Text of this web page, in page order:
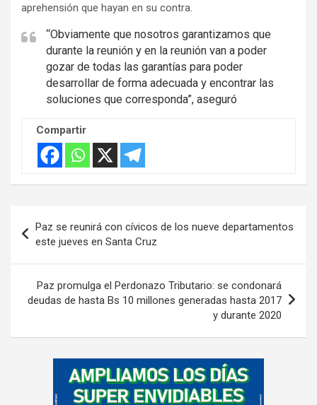
aprehensión que hayan en su contra.
“Obviamente que nosotros garantizamos que
durante la reunión y en la reunión van a poder
gozar de todas las garantías para poder
desarrollar de forma adecuada y encontrar las
soluciones que corresponda”, aseguró
Compartir
de
entradas
Paz se reunirá con cívicos de los nueve departamentos
este jueves en Santa Cruz
Paz promulga el Perdonazo Tributario: se condonará
deudas de hasta Bs 10 millones generadas hasta 2017
y durante 2020